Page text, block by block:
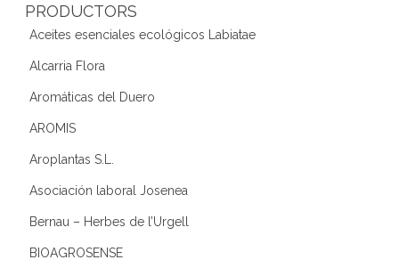
PRODUCTORS
Aceites esenciales ecológicos Labiatae
Alcarria Flora
Aromáticas del Duero
AROMIS
Aroplantas S.L.
Asociación laboral Josenea
Bernau – Herbes de l’Urgell
BIOAGROSENSE